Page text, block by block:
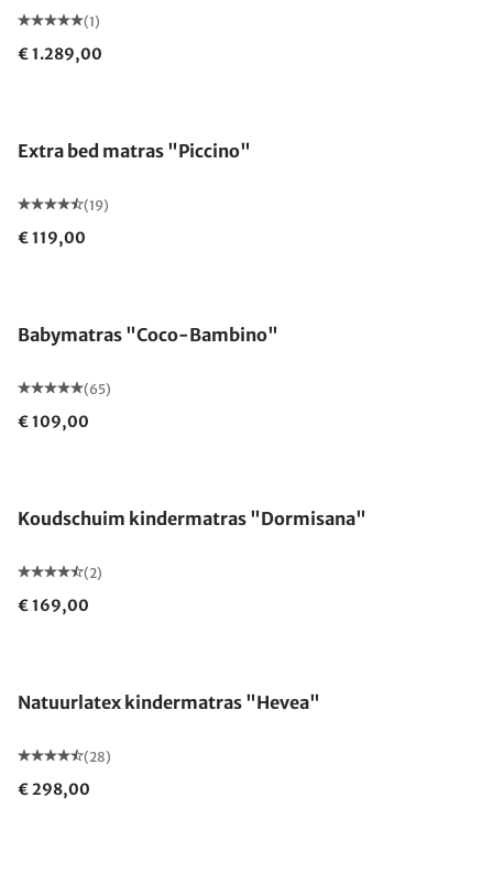
(1)
€ 1.289,00
Extra bed matras "Piccino"
(19)
€ 119,00
Babymatras "Coco-Bambino"
(65)
€ 109,00
Koudschuim kindermatras "Dormisana"
(2)
€ 169,00
Natuurlatex kindermatras "Hevea"
(28)
€ 298,00